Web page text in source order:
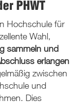
PHWT
Hochschule für
Wahl,
sammeln und
erlangen
zwischen
und
Dies